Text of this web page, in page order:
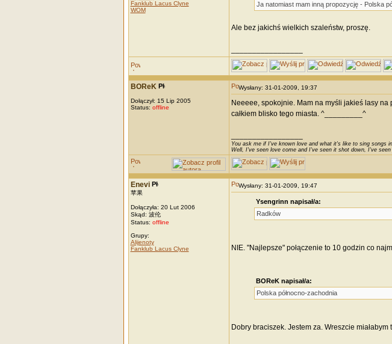
Fanklub Lacus Clyne
WOM
Ja natomiast mam inną propozycję - Polska
Ale bez jakichś wielkich szaleństw, proszę.
BOReK
Dołączył: 15 Lip 2005
Status: offline
Wysłany: 31-01-2009, 19:37
Neeeee, spokojnie. Mam na myśli jakieś lasy na
całkiem blisko tego miasta. ^_________^
You ask me if I've known love and what it's like to sing songs
Well, I've seen love come and I've seen it shot down, I've seen
Enevi
苹果
Dołączyła: 20 Lut 2006
Skąd: 波伦
Status: offline
Grupy:
Alijenoty
Fanklub Lacus Clyne
Wysłany: 31-01-2009, 19:47
Ysengrinn napisał/a:
Radków
NIE. "Najlepsze" połączenie to 10 godzin co
BOReK napisał/a:
Polska północno-zachodnia
Dobry braciszek. Jestem za. Wreszcie miałabym